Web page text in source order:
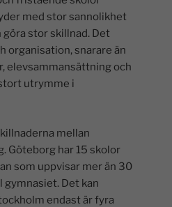
med stor sannolikhet
stor skillnad. Det
organisation, snarare än
elevsammansättning och
utrymme i
mellan
Göteborg har 15 skolor
som uppvisar mer än 30
Det kan
endast är fyra